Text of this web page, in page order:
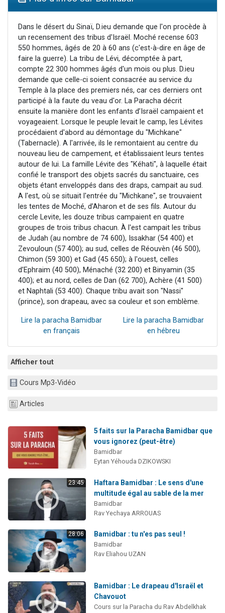
30 personnes viennent de faire un don pour Sauvez la jambe de Yohan
Il reste 49 places pour étudier en groupe sur Zoom
12 nouvelles musiques dans Torah-Box Music
Dans le désert du Sinaï, D.ieu demande que l'on procède à
un recensement des tribus d'Israël. Moché recense 603
550 hommes, âgés de 20 à 60 ans (c'est-à-dire en âge de
faire la guerre). La tribu de Lévi, décomptée à part,
compte 22 300 hommes âgés d'un mois ou plus. D.ieu
demande que celle-ci soient consacrée au service du
Temple à la place des premiers nés, car ces derniers ont
participé à la faute du veau d'or. La Paracha décrit
ensuite la manière dont les enfants d’Israël campaient et
voyageaient. Lorsque le peuple levait le camp, les Lévites
procédaient d'abord au démontage du "Michkane"
(Tabernacle). A l'arrivée, ils le remontaient au centre du
nouveau lieu de campement, et établissaient leurs tentes
autour de lui. La famille Lévite des "Kéhati", à laquelle était
confié le transport des objets sacrés du sanctuaire, ces
objets étant enveloppés dans des draps, campait au sud.
A l'est, où se situait l'entrée du "Michkane", se trouvaient
les tentes de Moché, d’Aharon et de ses fils. Autour du
cercle Levite, les douze tribus campaient en quatre
groupes de trois tribus chacun. À l'est campait les tribus
de Judah (au nombre de 74 600), Issakhar (54 400) et
Zevouloun (57 400); au sud, celles de Réouvèn (46 500),
Chimon (59 300) et Gad (45 650); à l'ouest, celles
d’Ephraim (40 500), Ménaché (32 200) et Binyamin (35
400); et au nord, celles de Dan (62 700), Achère (41 500)
et Naphtali (53 400). Chaque tribu avait son "Nassi"
(prince), son drapeau, avec sa couleur et son emblème.
Lire la paracha Bamidbar
en français
Lire la paracha Bamidbar
en hébreu
Afficher tout
Cours Mp3-Vidéo
Articles
5 faits sur la Paracha Bamidbar que
vous ignorez (peut-être)
Bamidbar
Eytan Yéhouda DZIKOWSKI
23:45
Haftara Bamidbar : Le sens d'une
multitude égal au sable de la mer
Bamidbar
Rav Yechaya ARROUAS
28:06 Bamidbar : tu n'es pas seul !
Bamidbar
Rav Eliahou UZAN
Bamidbar : Le drapeau d'Israël et
Chavouot
Cours sur la Paracha du Rav Abdelkhak